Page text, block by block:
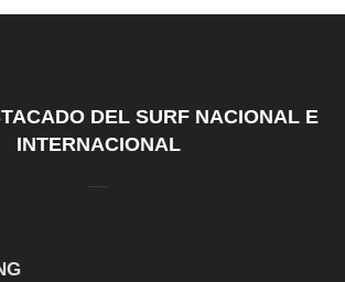
DEL SURF NACIONAL E
INTERNACIONAL